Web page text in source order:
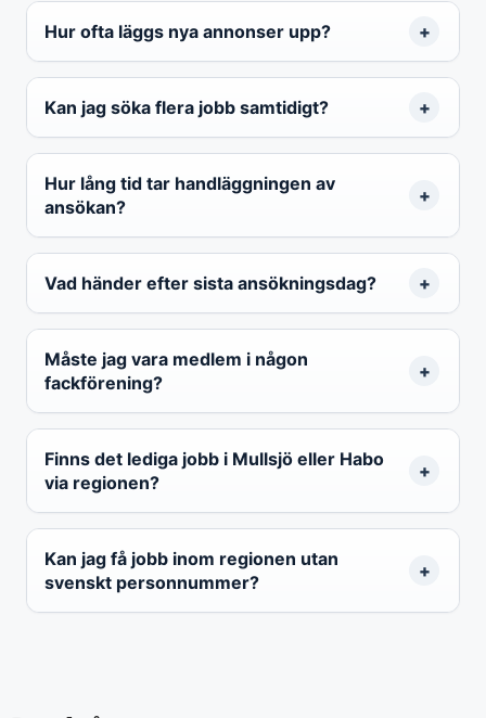
Hur ofta läggs nya annonser upp?
Kan jag söka flera jobb samtidigt?
Hur lång tid tar handläggningen av
ansökan?
Vad händer efter sista ansökningsdag?
Måste jag vara medlem i någon
fackförening?
Finns det lediga jobb i Mullsjö eller Habo
via regionen?
Kan jag få jobb inom regionen utan
svenskt personnummer?